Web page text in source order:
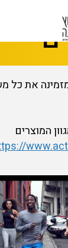
devices
את כל
המוצרים